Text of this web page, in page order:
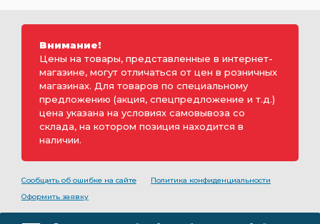
Внимание!
Цены на товары, представленные в интернет-
магазине, могут отличаться от цен в розничных
магазинах. Для товаров по специальному
предложению (акция, спецпредложение и т.д.)
цена указана на условиях самовывоза со
склада, на котором позиция находится в
наличии.
Сообщить об ошибке на сайте
Политика конфиденциальности
Оформить заявку